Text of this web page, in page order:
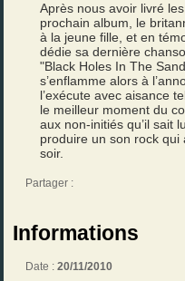
Après nous avoir livré
prochain album, le
à la jeune fille, et en
dédie sa dernière
"Black Holes In The
s’enflamme alors à
l’exécute avec aisance
le meilleur moment du
aux non-initiés qu’il sait
produire un son rock qui
soir.
Partager :
Informations
Date :20/11/2010